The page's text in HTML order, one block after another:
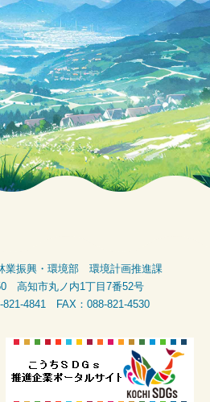
振興・環境部 環境計画推進課
高知市丸ノ内1丁目7番52号
821-4841 FAX：088-821-4530